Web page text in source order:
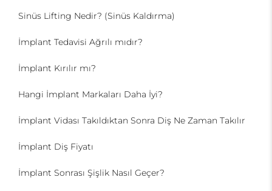
Sinüs Lifting Nedir? (Sinüs Kaldırma)
İmplant Tedavisi Ağrılı mıdır?
İmplant Kırılır mı?
Hangi İmplant Markaları Daha İyi?
İmplant Vidası Takıldıktan Sonra Diş Ne Zaman Takılır
İmplant Diş Fiyatı
İmplant Sonrası Şişlik Nasıl Geçer?